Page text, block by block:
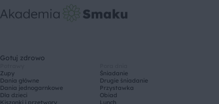
Gotuj zdrowo
Zupy
Dania główne
Dania jednogarnkowe
Dla dzieci
Kiszonki i przetwory
Śniadanie
Drugie śniadanie
Przystawka
Obiad
Lunch